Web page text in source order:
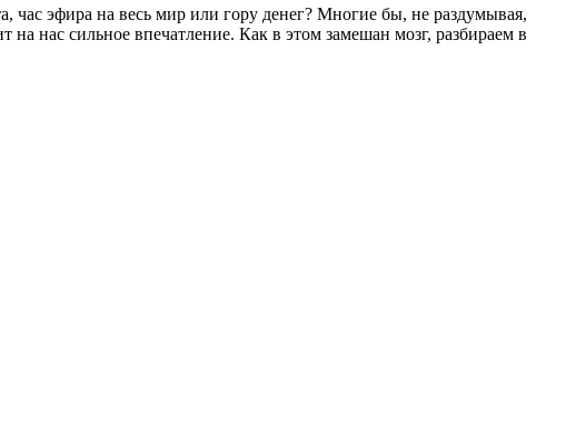
час эфира на весь мир или гору денег? Многие бы, не раздумывая,
нас сильное впечатление. Как в этом замешан мозг, разбираем в